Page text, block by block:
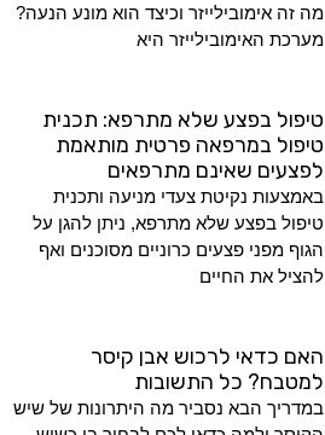
מה זה אימובילייזר וכיצד הוא מונע הנעה?
מערכת האימובילייזר היא
טיפול בפצע שלא מתרפא: תכנית
טיפול במרפאה פרטית מותאמת
לפצעים שאינם מתרפאים
באמצעות נקיטת צעדי מניעה ותכנית
טיפול בפצע שלא מתרפא, ניתן להגן על
הגוף מפני פצעים כרוניים מסוכנים ואף
להציל את החיים
האם כדאי לרכוש אבן קיסר
למטבח? כל התשובות
במדריך הבא נסביר מה היתרונות של שיש